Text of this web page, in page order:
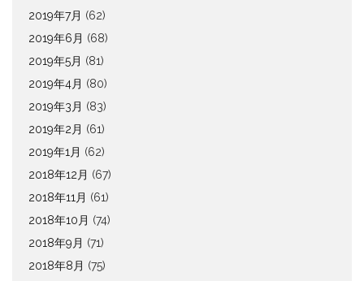
2019年7月 (62)
2019年6月 (68)
2019年5月 (81)
2019年4月 (80)
2019年3月 (83)
2019年2月 (61)
2019年1月 (62)
2018年12月 (67)
2018年11月 (61)
2018年10月 (74)
2018年9月 (71)
2018年8月 (75)